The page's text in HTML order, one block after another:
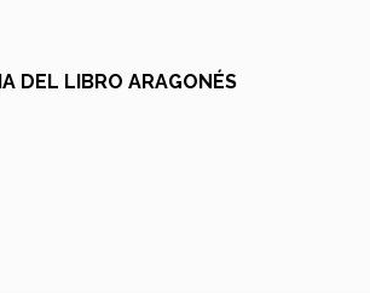
DEL LIBRO ARAGONÉS